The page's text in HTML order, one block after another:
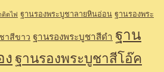
ติดไฟ ฐานรองพระบูชาลายหินอ่อน ฐานรองพระ
าสีขาว ฐานรองพระบูชาสีดำ ฐาน
ง ฐานรองพระบูชาสีโอ๊ค